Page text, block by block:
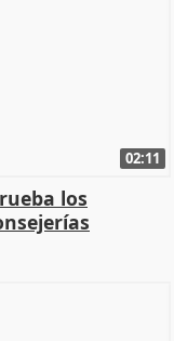
02:11
los